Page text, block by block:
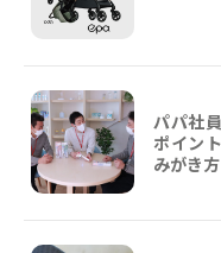
パパ社
ポイン
みがき